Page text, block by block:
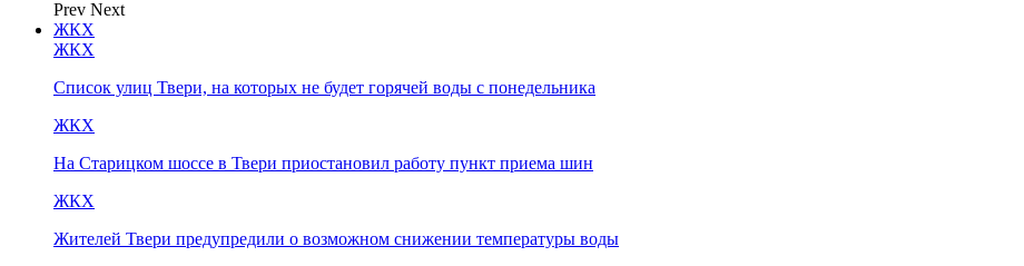
Prev Next
ЖКХ
ЖКХ
Список улиц Твери, на которых не будет горячей воды с понедельника
ЖКХ
На Старицком шоссе в Твери приостановил работу пункт приема шин
ЖКХ
Жителей Твери предупредили о возможном снижении температуры воды